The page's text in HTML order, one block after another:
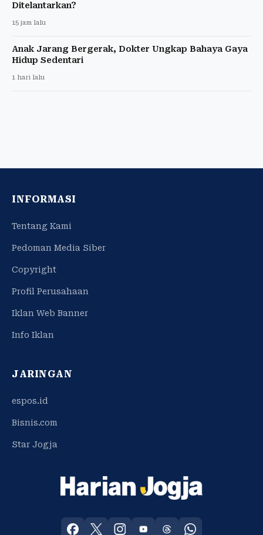
Ditelantarkan?
15 jam lalu
Anak Jarang Bergerak, Dokter Ungkap Bahaya Gaya
Hidup Sedentari
1 hari lalu
INFORMASI
Tentang Kami
Pedoman Media Siber
Copyright
Profil Perusahaan
Iklan Web Banner
Info Iklan
JARINGAN
espos.id
Bisnis.com
Star Jogja